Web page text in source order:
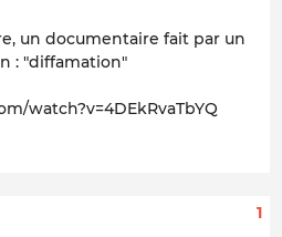
un documentaire fait par un
: "diffamation"
watch?v=4DEkRvaTbYQ
1